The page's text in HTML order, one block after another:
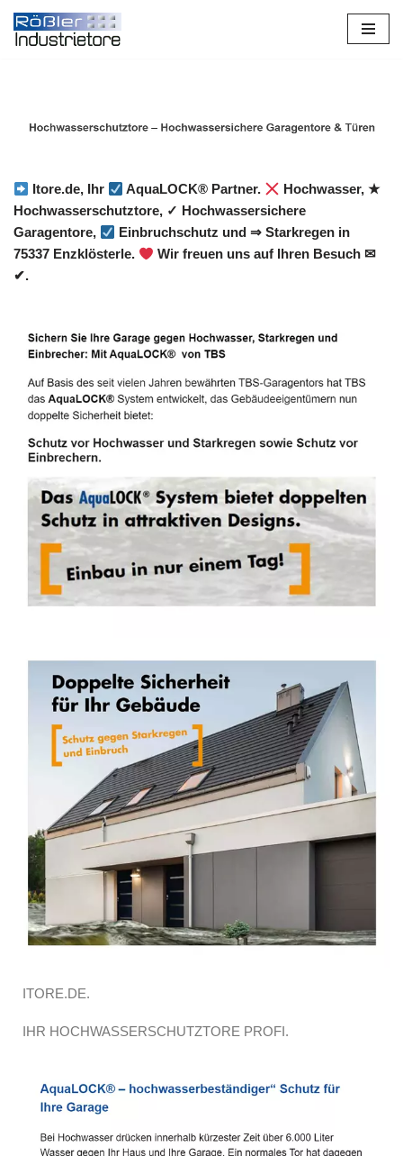
Zum
Itore.de, Ihr AquaLOCK® Partner.
Hochwasser, ★
Hochwasserschutztore, ✓ Hochwassersichere
Garagentore,
Einbruchschutz und ⇒ Starkregen in
75337 Enzklösterle.
Wir freuen uns auf Ihren Besuch ✉
✔.
ITORE.DE.
IHR HOCHWASSERSCHUTZTORE PROFI.